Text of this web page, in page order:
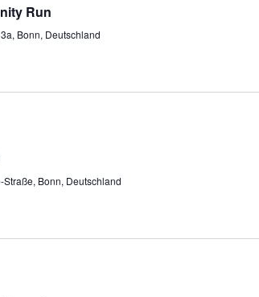
Run
Bonn, Deutschland
Bonn, Deutschland